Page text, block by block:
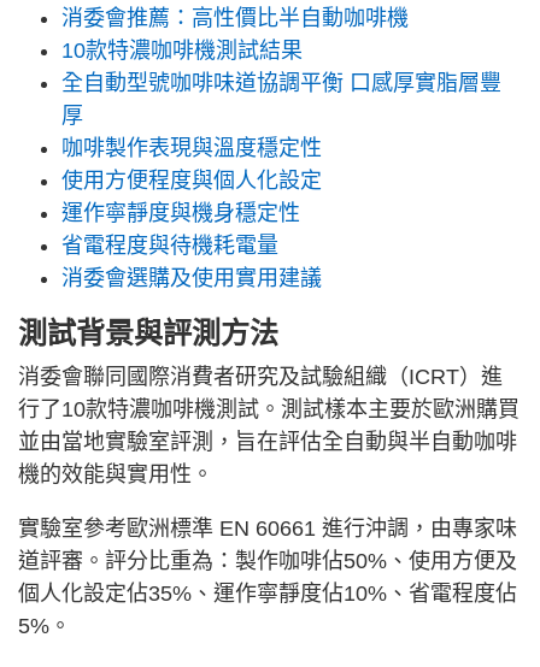
消委會推薦：高性價比半自動咖啡機
10款特濃咖啡機測試結果
全自動型號咖啡味道協調平衡 口感厚實脂層豐
厚
咖啡製作表現與溫度穩定性
使用方便程度與個人化設定
運作寧靜度與機身穩定性
省電程度與待機耗電量
消委會選購及使用實用建議
測試背景與評測方法
消委會聯同國際消費者研究及試驗組織（ICRT）進
行了10款特濃咖啡機測試。測試樣本主要於歐洲購買
並由當地實驗室評測，旨在評估全自動與半自動咖啡
機的效能與實用性。
實驗室參考歐洲標準 EN 60661 進行沖調，由專家味
道評審。評分比重為：製作咖啡佔50%、使用方便及
個人化設定佔35%、運作寧靜度佔10%、省電程度佔
5%。